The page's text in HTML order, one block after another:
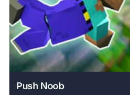
Push Noob